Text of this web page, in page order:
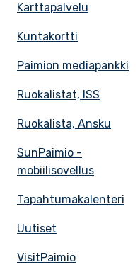
Karttapalvelu
Kuntakortti
Paimion mediapankki
Ruokalistat, ISS
Ruokalista, Ansku
SunPaimio -
mobiilisovellus
Tapahtumakalenteri
Uutiset
VisitPaimio